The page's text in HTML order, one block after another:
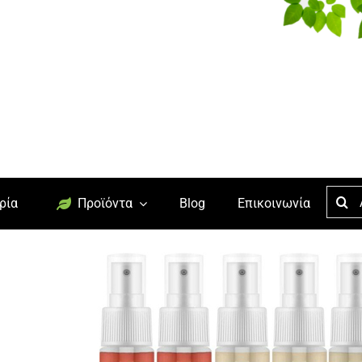
Προϊόντα Blog Επικοινωνία
for: